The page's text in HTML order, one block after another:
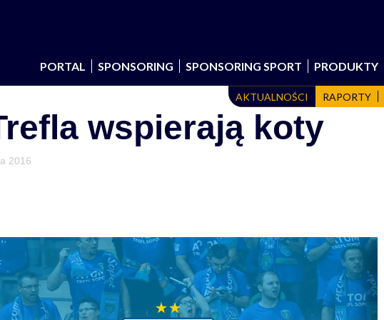
PORTAL
SPONSORING SPONSORING SPORT PRODUKTY
AKTUALNOŚCI RAPORTY
wspierają koty
2016